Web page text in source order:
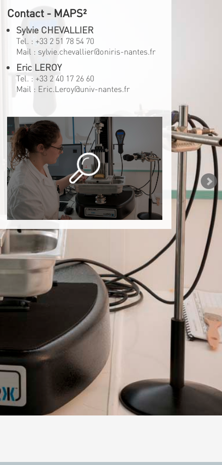
Contact - MAPS²
Sylvie CHEVALLIER
Tel. : +33 2 51 78 54 70
Mail : sylvie.chevallier@oniris-nantes.fr
Eric LEROY
Tel. : +33 2 40 17 26 60
Mail : Eric.Leroy@univ-nantes.fr